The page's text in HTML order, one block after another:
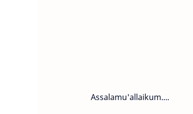
Assalamu'allaikum....